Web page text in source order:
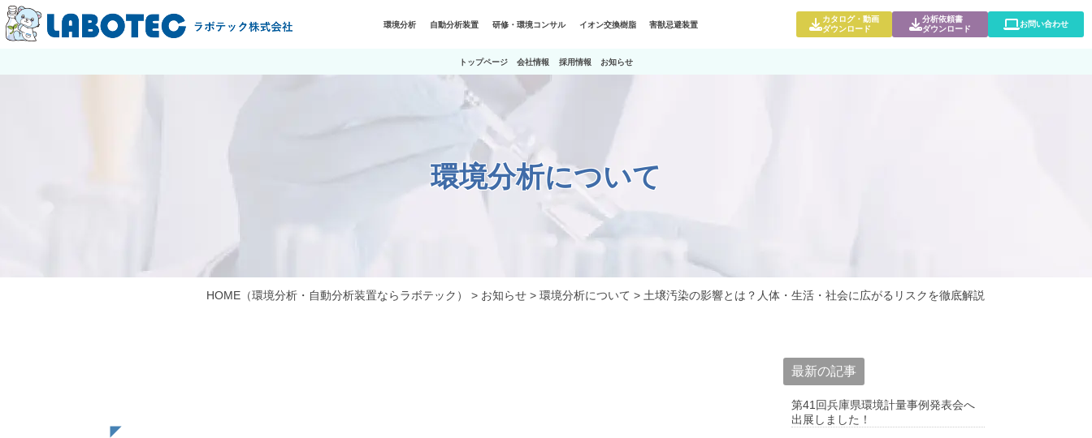
環境分析 自動分析装置 研修・環境コンサル イオン交換樹脂 害獣忌避装置
カタログ・動画
ダウンロード
分析依頼書
ダウンロード
お問い合わせ
トップページ 会社情報 採用情報 お知らせ
環境分析について
HOME （環境分析・自動分析装置ならラボテック） > お知らせ > 環境分析について > 土壌汚染の影響とは？人体・生活・社会に広がるリスクを徹底解説
最新の記事
第41回兵庫県環境計量事例発表会へ
出展しました！